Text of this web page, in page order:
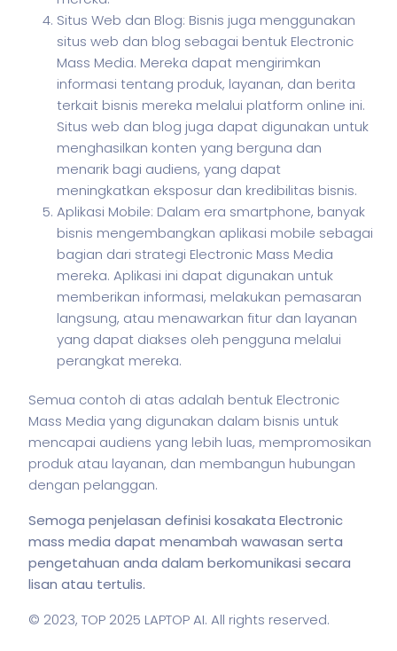
Situs Web dan Blog: Bisnis juga menggunakan
situs web dan blog sebagai bentuk Electronic
Mass Media. Mereka dapat mengirimkan
informasi tentang produk, layanan, dan berita
terkait bisnis mereka melalui platform online ini.
Situs web dan blog juga dapat digunakan untuk
menghasilkan konten yang berguna dan
menarik bagi audiens, yang dapat
meningkatkan eksposur dan kredibilitas bisnis.
Aplikasi Mobile: Dalam era smartphone, banyak
bisnis mengembangkan aplikasi mobile sebagai
bagian dari strategi Electronic Mass Media
mereka. Aplikasi ini dapat digunakan untuk
memberikan informasi, melakukan pemasaran
langsung, atau menawarkan fitur dan layanan
yang dapat diakses oleh pengguna melalui
perangkat mereka.
Semua contoh di atas adalah bentuk Electronic
Mass Media yang digunakan dalam bisnis untuk
mencapai audiens yang lebih luas, mempromosikan
produk atau layanan, dan membangun hubungan
dengan pelanggan.
Semoga penjelasan definisi kosakata Electronic
mass media dapat menambah wawasan serta
pengetahuan anda dalam berkomunikasi secara
lisan atau tertulis.
© 2023, TOP 2025 LAPTOP AI. All rights reserved.